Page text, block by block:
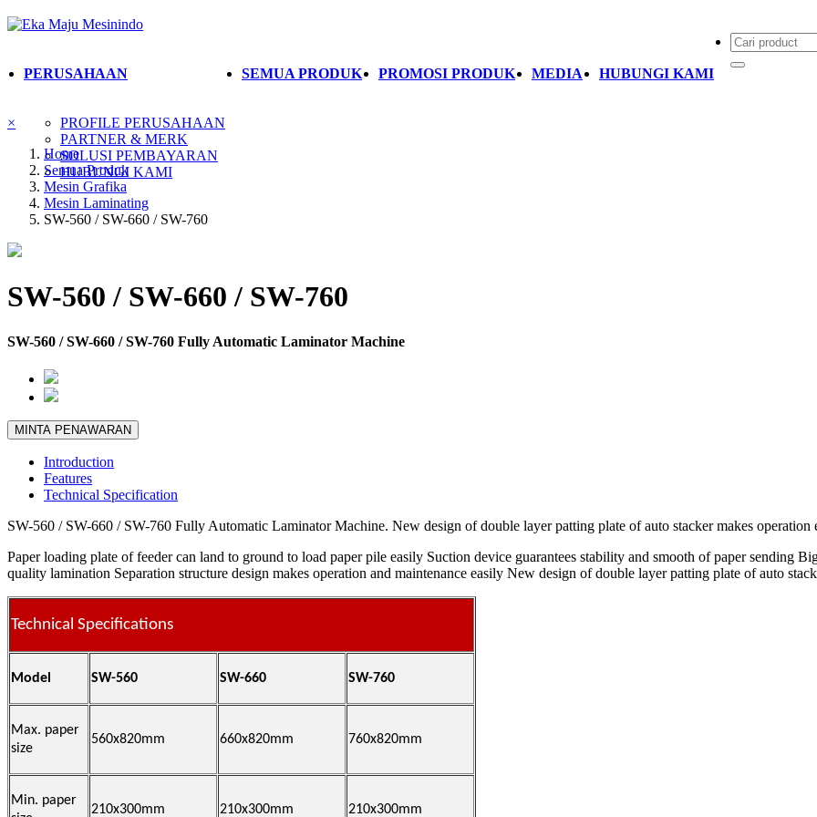
PERUSAHAAN
PROFILE PERUSAHAAN
PARTNER & MERK
SOLUSI PEMBAYARAN
HUBUNGI KAMI
SEMUA PRODUK PROMOSI PRODUK MEDIA HUBUNGI KAMI
×
Home
Semua Produk
Mesin Grafika
Mesin Laminating
SW-560 / SW-660 / SW-760
SW-560 / SW-660 / SW-760
SW-560 / SW-660 / SW-760 Fully Automatic Laminator Machine
MINTA PENAWARAN
Introduction
Features
Technical Specification
SW-560 / SW-660 / SW-760 Fully Automatic Laminator Machine. New design of double layer patting plate of auto stacker makes operation
Paper loading plate of feeder can land to ground to load paper pile easily Suction device guarantees stability and smooth of paper sending
quality lamination Separation structure design makes operation and maintenance easily New design of double layer patting plate of auto
Technical Specifications
Model SW-560 SW-660 SW-760
Max. paper
size
560x820mm 660x820mm 760x820mm
Min. paper
210x300mm 210x300mm 210x300mm